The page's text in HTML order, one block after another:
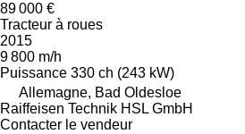
89 000 €
Tracteur à roues
2015
9 800 m/h
Puissance 330 ch (243 kW)
Allemagne, Bad Oldesloe
Raiffeisen Technik HSL GmbH
Contacter le vendeur